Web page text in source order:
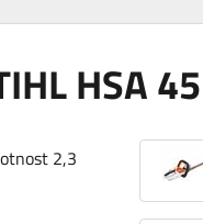
HSA 45
2,3